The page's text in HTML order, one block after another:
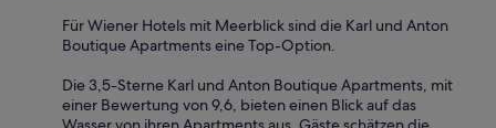
Für Wiener Hotels mit Meerblick sind die Karl und Anton
Boutique Apartments eine Top-Option.
Die 3,5-Sterne Karl und Anton Boutique Apartments, mit
einer Bewertung von 9,6, bieten einen Blick auf das